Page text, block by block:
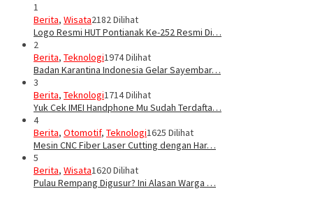
1
Berita, Wisata2182 Dilihat
Logo Resmi HUT Pontianak Ke-252 Resmi Di…
2
Berita, Teknologi1974 Dilihat
Badan Karantina Indonesia Gelar Sayembar…
3
Berita, Teknologi1714 Dilihat
Yuk Cek IMEI Handphone Mu Sudah Terdafta…
4
Berita, Otomotif, Teknologi1625 Dilihat
Mesin CNC Fiber Laser Cutting dengan Har…
5
Berita, Wisata1620 Dilihat
Pulau Rempang Digusur? Ini Alasan Warga …